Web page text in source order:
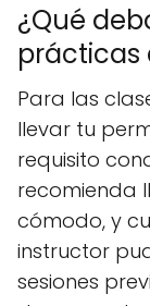
¿Qué
prácticas
Para las
llevar tu
requisito
recomienda
cómodo, y
instructor
sesiones